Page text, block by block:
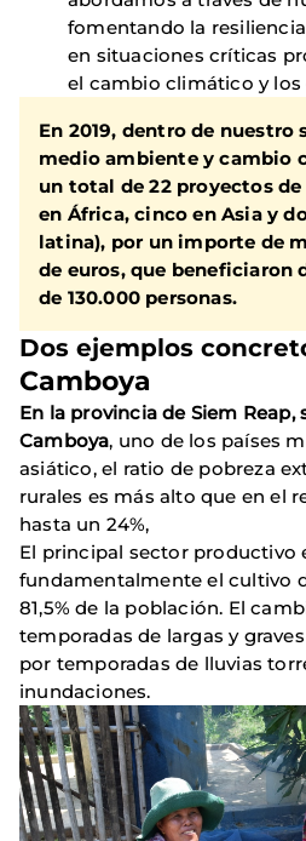
fomentando la
en situaciones críticas
el cambio climático y los
En 2019, dentro de nuestro
medio ambiente y cambio
un total de 22 proyectos
en África, cinco en Asia y
latina), por un importe de
de euros, que beneficiaron
de 130.000 personas.
Dos ejemplos
Camboya
En la provincia de Siem
Camboya, uno de los países
asiático, el ratio de pobreza
rurales es más alto que en el
hasta un 24%,
El principal sector productivo
fundamentalmente el cultivo
81,5% de la población. El
temporadas de largas y
por temporadas de lluvias
inundaciones.